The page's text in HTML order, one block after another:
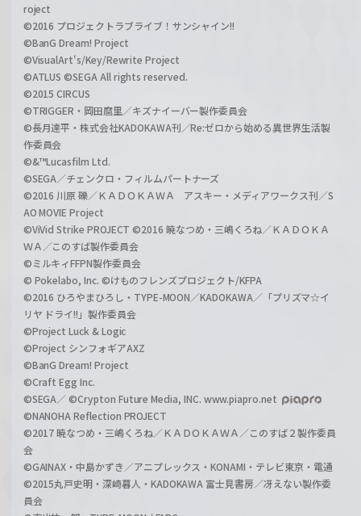
roject
©2016 プロジェクトラブライブ！サンシャイン!!
©BanG Dream! Project
©VisualArt's/Key/Rewrite Project
©ATLUS ©SEGA All rights reserved.
©2015 CIRCUS
©TRIGGER・岡田麿里／キズナイーバー製作委員会
©長月達平・株式会社KADOKAWA刊／Re:ゼロから始める異世界生活製
作委員会
©&™Lucasfilm Ltd.
©SEGA／チェンクロ・フィルムパートナーズ
©2016 川原 礫／ＫＡＤＯＫＡＷＡ アスキー・メディアワークス刊／S
AO MOVIE Project
©ViVid Strike PROJECT ©2016 暁なつめ・三嶋くろね／ＫＡＤＯＫＡ
ＷＡ／このすば製作委員会
©ミルキィFFPN製作委員会
© Pokelabo, Inc. ©けものフレンズプロジェクト/KFPA
©2016 ひろやまひろし・TYPE-MOON／KADOKAWA／「プリズマ☆イ
リヤ ドライ!!」製作委員会
©Project Luck & Logic
©Project シンフォギアAXZ
©BanG Dream! Project
©Craft Egg Inc.
©SEGA／ ©Crypton Future Media, INC. www.piapro.net
©NANOHA Reflection PROJECT
©2017 暁なつめ・三嶋くろね／ＫＡＤＯＫＡＷＡ／このすば２製作委員
会
©GAINAX・中島かずき／アニプレックス・KONAMI・テレビ東京・電通
©2015丸戸史明・深崎暮人・KADOKAWA 富士見書房／冴えない製作委
員会